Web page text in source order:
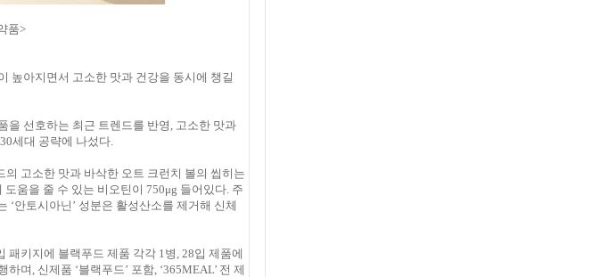
품>
높아지면서 고소한 맛과 건강을 동시에 챙길
을 선호하는 최근 트렌드를 반영, 고소한 맛과
세대 공략에 나섰다.
의 고소한 맛과 바삭한 오트 크런치 볼의 씹히는
움을 줄 수 있는 비오틴이 750μg 들어있다. 주
‘안토시아닌’ 성분은 활성산소를 제거해 신체
패키지에 블랙푸드 제품 각각 1병, 28입 제품에
며, 신제품 ‘블랙푸드’ 포함, ‘365MEAL’ 전 제